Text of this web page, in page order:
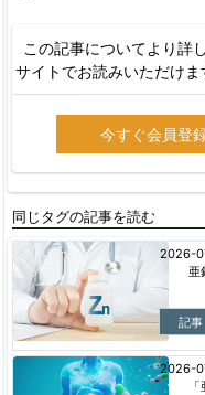
この記事についてより詳
サイトでお読みいただけま
今すぐ会員登
同じタグの記事を読む
亜
記事
2026-
2026-